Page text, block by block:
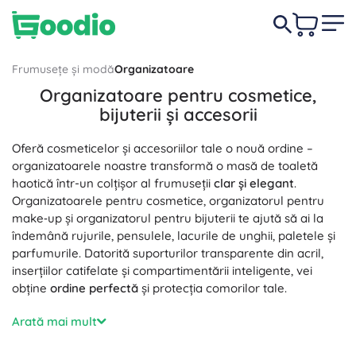
Frumusețe și modăOrganizatoare
Organizatoare pentru cosmetice,
bijuterii și accesorii
Oferă cosmeticelor și accesoriilor tale o nouă ordine –
organizatoarele noastre transformă o masă de toaletă
haotică într-un colțișor al frumuseții clar și elegant.
Organizatoarele pentru cosmetice, organizatorul pentru
make‑up și organizatorul pentru bijuterii te ajută să ai la
îndemână rujurile, pensulele, lacurile de unghii, paletele și
parfumurile. Datorită suporturilor transparente din acril,
inserțiilor catifelate și compartimentării inteligente, vei
obține ordine perfectă și protecția comorilor tale.
Alege un organizator acrilic pentru cosmetice, o cutie de
bijuterii din lemn sau imitație de piele, cutii modulare
Arată mai mult